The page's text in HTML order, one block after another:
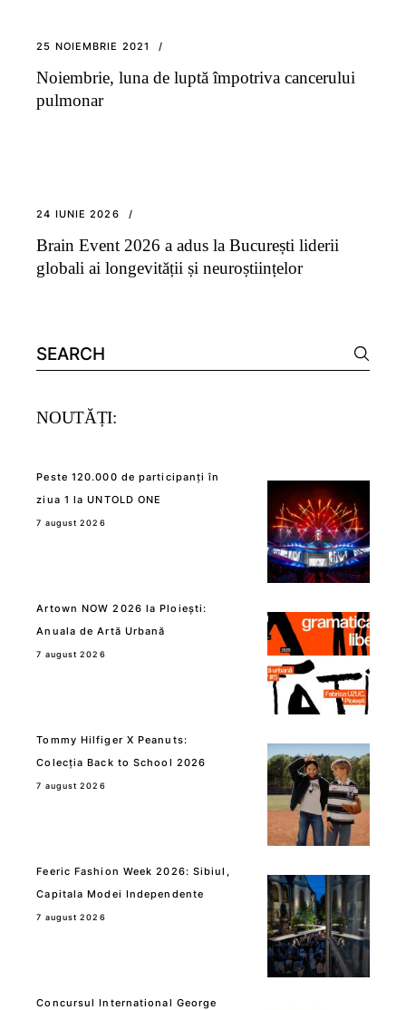
25 NOIEMBRIE 2021
Noiembrie, luna de luptă împotriva cancerului
pulmonar
24 IUNIE 2026
Brain Event 2026 a adus la București liderii
globali ai longevității și neuroștiințelor
Search
for:
NOUTĂȚI:
Peste 120.000 de participanți în
ziua 1 la UNTOLD ONE
7 august 2026
Artown NOW 2026 la Ploiești:
Anuala de Artă Urbană
7 august 2026
Tommy Hilfiger X Peanuts:
Colecția Back to School 2026
7 august 2026
Feeric Fashion Week 2026: Sibiul,
Capitala Modei Independente
7 august 2026
Concursul International George